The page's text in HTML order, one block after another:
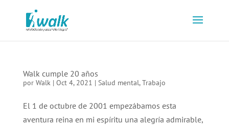
Walk cumple 20 años
por Walk| Oct 4, 2021 | Salud mental,Trabajo
El 1 de octubre de 2001 empezábamos esta
aventura reina en mi espíritu una alegría admirable,